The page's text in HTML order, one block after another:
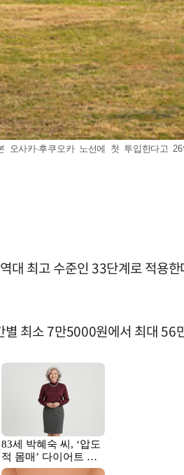
사카·후쿠오카 노선에 첫 투입한다고
최고 수준인 33단계로 적용
최소 7만5000원에서 최대